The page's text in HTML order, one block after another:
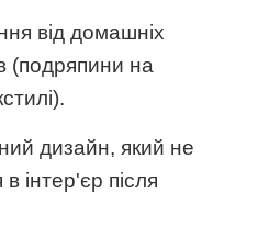
від домашніх
(подряпини на
дизайн, який не
інтер'єр після